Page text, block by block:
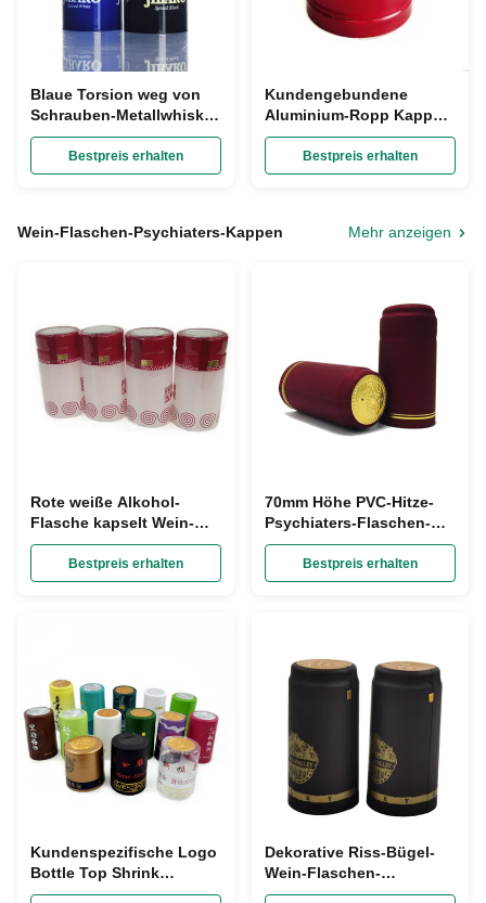
Blaue Torsion weg von
Schrauben-Metallwhisky-
Flaschenkapseln
Durchmesser 20mm für
leere Glasflasche
Bestpreis erhalten
Kundengebundene
Aluminium-Ropp Kappen
der Embossind-Wein-
Flaschen-Deckel-
30x45mm
Bestpreis erhalten
Wein-Flaschen-Psychiaters-Kappen Mehr anzeigen
Rote weiße Alkohol-
Flasche kapselt Wein-
Flasche schrumpfen
Durchmesser der
Verpackungs-Ärmel-
Bestpreis erhalten
70mm Höhe PVC-Hitze-
Psychiaters-Flaschen-
Ärmel rotes Tin Capsules
For Wine Bottles
Bestpreis erhalten
Kundenspezifische Logo
Bottle Top Shrink
Capsules 65mm PVC-
Dekorative Riss-Bügel-
Wein-Flaschen-
Psychiaters-Kappen